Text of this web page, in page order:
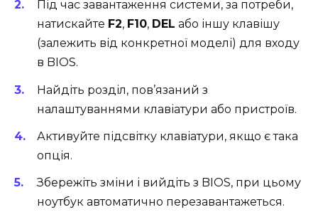
Під час завантаження системи, за потреби,
натискайте F2, F10, DEL або іншу клавішу
(залежить від конкретної моделі) для входу
в BIOS.
Найдіть розділ, пов’язаний з
налаштуваннями клавіатури або пристроїв.
Активуйте підсвітку клавіатури, якщо є така
опція.
Збережіть зміни і вийдіть з BIOS, при цьому
ноутбук автоматично перезавантажеться.